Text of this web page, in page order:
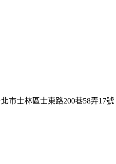
士林區士東路200巷58弄17號